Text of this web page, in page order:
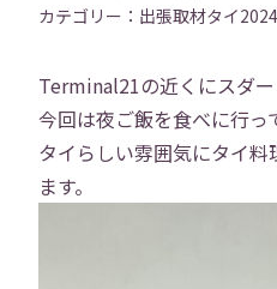
カテゴリー： 出張取材タイ
Terminal21の近くにスダ
今回は夜ご飯を食べに行
タイらしい雰囲気にタイ料
ます。